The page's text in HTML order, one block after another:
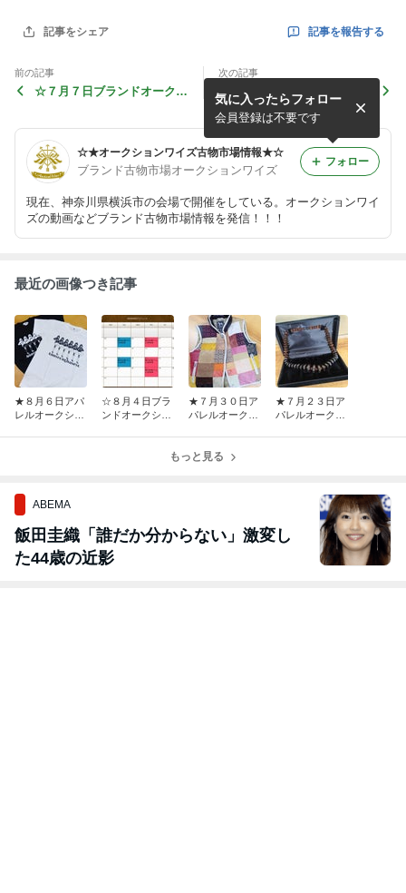
記事をシェア 記事を報告する
前の記事
☆７月７日ブランドオークシ
次の記事
☆６月３０日ブランドオーク
ション市場風景☆
☆★オークションワイズ古物市場情報★☆
ブランド古物市場オークションワイズ
現在、神奈川県横浜市の会場で開催をしている。オークションワイ
ズの動画などブランド古物市場情報を発信！！！
気に入ったらフォロー
会員登録は不要です
フォロー
最近の画像つき記事
★８月６日アパ
レルオークショ
☆８月４日ブラ
ンドオークショ
★７月３０日ア
パレルオークシ
★７月２３日ア
パレルオークシ
もっと見る
ABEMA
飯田圭織「誰だか分からない」激変し
た44歳の近影